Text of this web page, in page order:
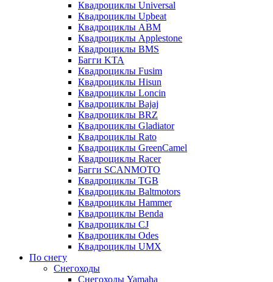
Квадроциклы Universal
Квадроциклы Upbeat
Квадроциклы ABM
Квадроциклы Applestone
Квадроциклы BMS
Багги KTA
Квадроциклы Fusim
Квадроциклы Hisun
Квадроциклы Loncin
Квадроциклы Bajaj
Квадроциклы BRZ
Квадроциклы Gladiator
Квадроциклы Rato
Квадроциклы GreenCamel
Квадроциклы Racer
Багги SCANMOTO
Квадроциклы TGB
Квадроциклы Baltmotors
Квадроциклы Hammer
Квадроциклы Benda
Квадроциклы CJ
Квадроциклы Odes
Квадроциклы UMX
По снегу
Снегоходы
Снегоходы Yamaha